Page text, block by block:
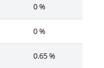
0 %
0 %
0.65 %